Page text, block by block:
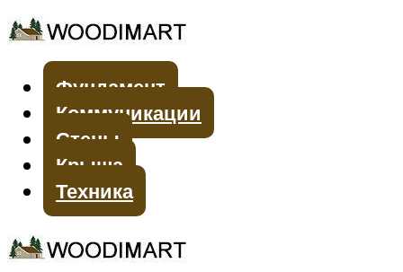
Фундамент
Коммуникации
Стены
Крыша
Техника
Меню